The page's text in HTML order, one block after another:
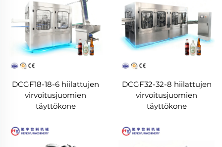
DCGF18-18-6 hiilattujen
virvoitusjuomien
täyttökone
DCGF32-32-8 hiilattujen
virvoitusjuomien
täyttökone